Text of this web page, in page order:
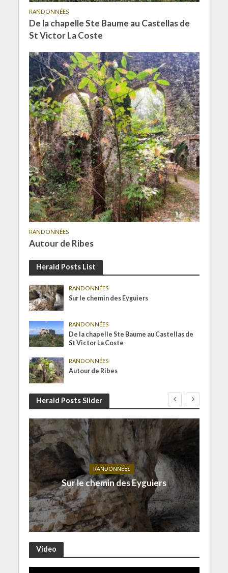
RANDONNÉES
De la chapelle Ste Baume au Castellas de
St Victor La Coste
RANDONNÉES
Autour de Ribes
Herald Posts List
RANDONNÉES
Sur le chemin des Eyguiers
RANDONNÉES
De la chapelle Ste Baume au Castellas de
St Victor La Coste
RANDONNÉES
Autour de Ribes
Herald Posts Slider
RANDONNÉES
Sur le chemin des Eyguiers
Video